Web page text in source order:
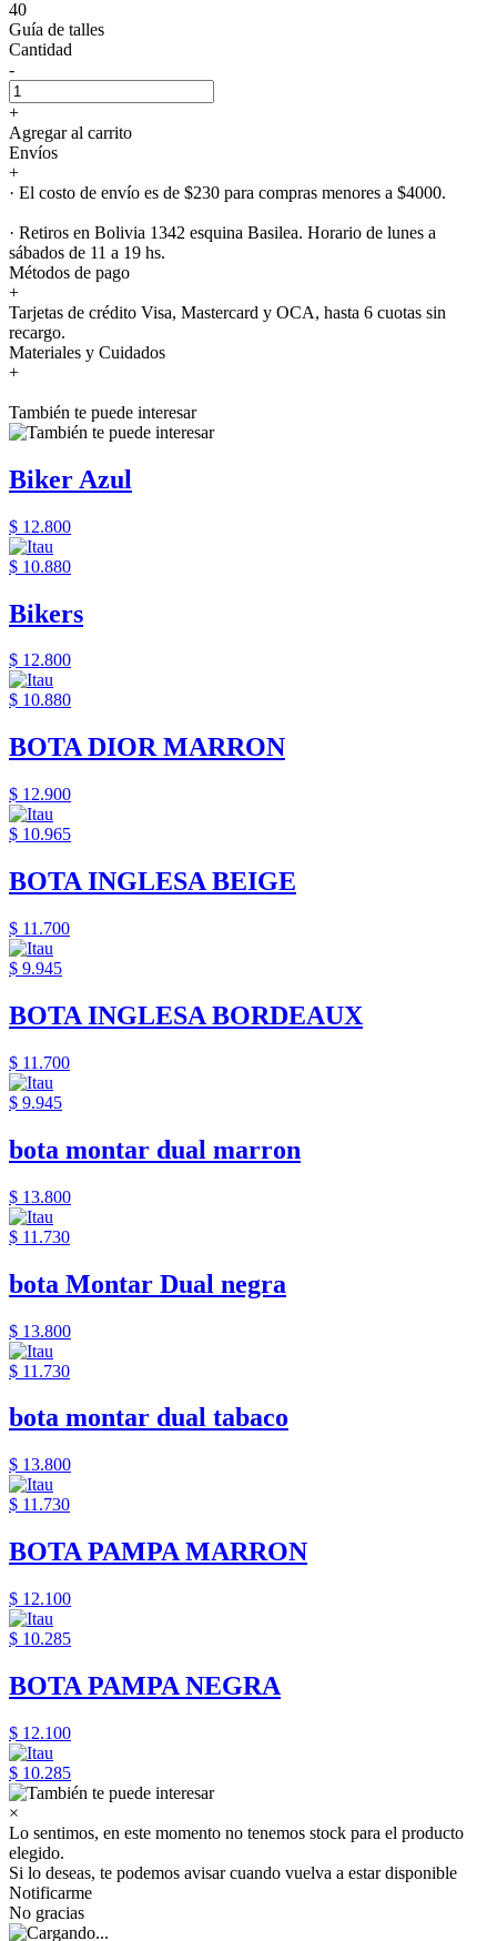
40
Guía de talles
Cantidad
-
+
Agregar al carrito
Envíos
+
· El costo de envío es de $230 para compras menores a $4000.
· Retiros en Bolivia 1342 esquina Basilea. Horario de lunes a
sábados de 11 a 19 hs.
Métodos de pago
+
Tarjetas de crédito Visa, Mastercard y OCA, hasta 6 cuotas sin
recargo.
Materiales y Cuidados
+
También te puede interesar
Biker Azul
$ 12.800
$ 10.880
Bikers
$ 12.800
$ 10.880
BOTA DIOR MARRON
$ 12.900
$ 10.965
BOTA INGLESA BEIGE
$ 11.700
$ 9.945
BOTA INGLESA BORDEAUX
$ 11.700
$ 9.945
bota montar dual marron
$ 13.800
$ 11.730
bota Montar Dual negra
$ 13.800
$ 11.730
bota montar dual tabaco
$ 13.800
$ 11.730
BOTA PAMPA MARRON
$ 12.100
$ 10.285
BOTA PAMPA NEGRA
$ 12.100
$ 10.285
×
Lo sentimos, en este momento no tenemos stock para el producto
elegido.
Si lo deseas, te podemos avisar cuando vuelva a estar disponible
Notificarme
No gracias